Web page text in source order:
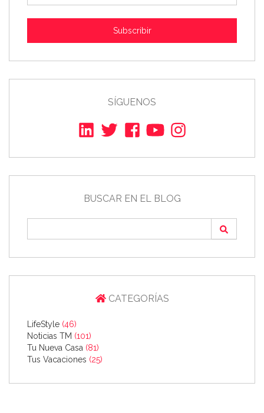
Subscribir
SÍGUENOS
BUSCAR EN EL BLOG
CATEGORÍAS
LifeStyle (46)
Noticias TM (101)
Tu Nueva Casa (81)
Tus Vacaciones (25)